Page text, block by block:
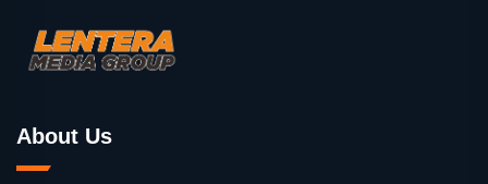
About Us